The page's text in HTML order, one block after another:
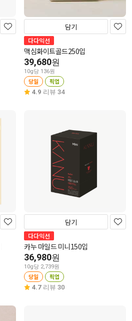
담기
다다익선
맥심화이트골드250입
39,680원
10g당 136원
당일 픽업
4.9 리뷰 34
담기
다다익선
카누 마일드 미니150입
36,980원
10g당 2,739원
당일 픽업
4.7 리뷰 30